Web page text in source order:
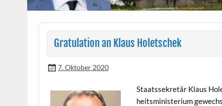
Gratulation an Klaus Holetschek
7. Oktober 2020
Staatssekretär Klaus
heitsmin­is­teri­um